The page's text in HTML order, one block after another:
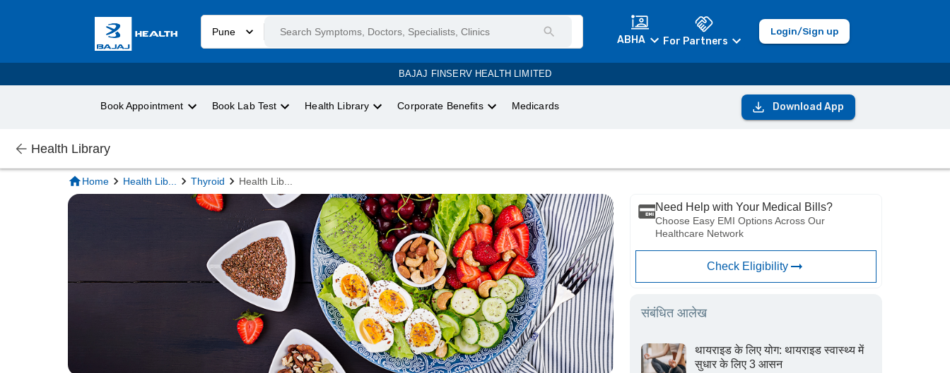
Pune
ABHA For Partners
Login/Sign up
BAJAJ FINSERV HEALTH LIMITED
Book Appointment Book Lab Test Health Library Corporate Benefits Medicards Download App
Health Library
Home Health Lib... Thyroid Health Lib...
Need Help with Your Medical Bills?
Choose Easy EMI Options Across Our
Healthcare Network
Check Eligibility
संबंधित आलेख
थायराइड के लिए योग: थायराइड स्वास्थ्य में
सुधार के लिए 3 आसन